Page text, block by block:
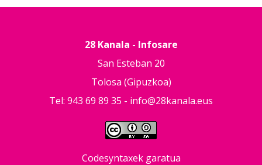
28 Kanala - Infosare
San Esteban 20
Tolosa (Gipuzkoa)
Tel: 943 69 89 35 - info@28kanala.eus
Codesyntaxek garatua